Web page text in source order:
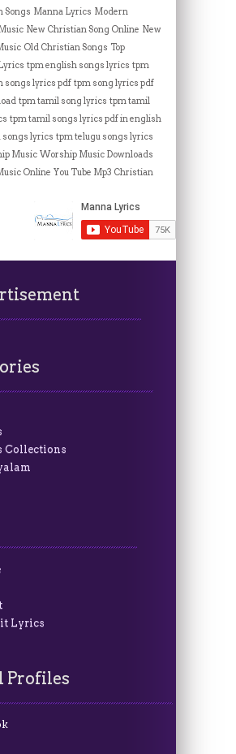
Songs Manna Lyrics Modern
New Christian Song Online New
Old Christian Songs Top
tpm english songs lyrics tpm
songs lyrics pdf tpm song lyrics pdf
tpm tamil song lyrics tpm tamil
tpm tamil songs lyrics pdf in english
songs lyrics tpm telugu songs lyrics
Music Worship Music Downloads
Online You Tube Mp3 Christian
Collections
Lyrics
Profiles